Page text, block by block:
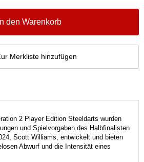
In den Warenkorb
Merkliste hinzufügen
2 Player Edition Steeldarts wurden
und Spielvorgaben des Halbfinalisten
Scott Williams, entwickelt und bieten
Abwurf und die Intensität eines